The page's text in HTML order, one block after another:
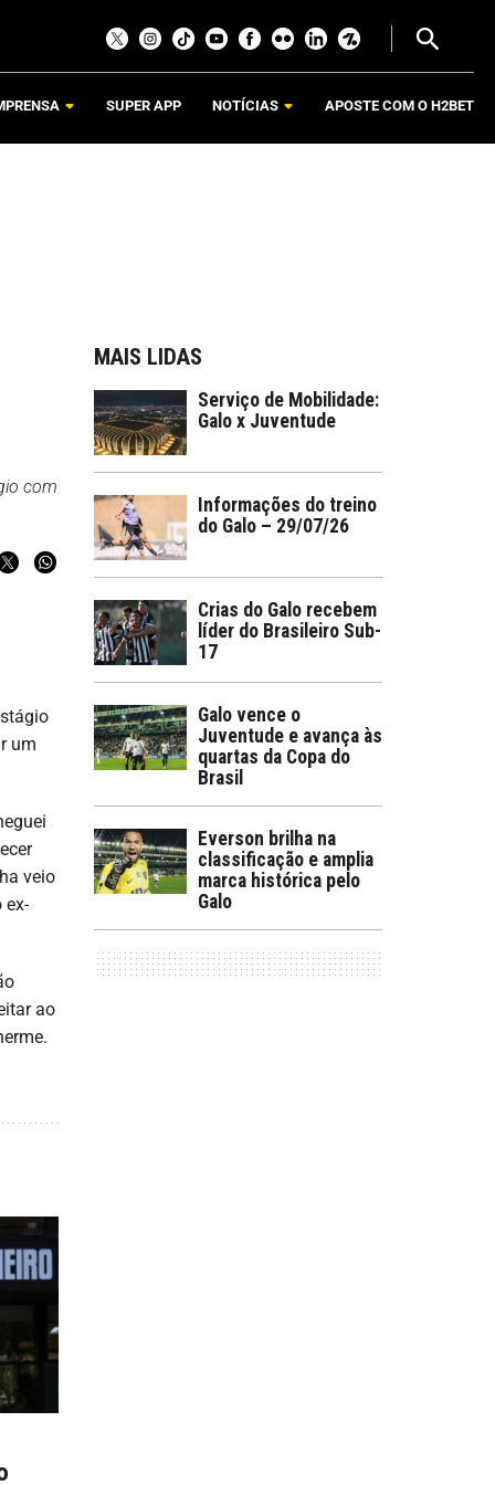
SUPER APP NOTÍCIAS APOSTE COM O H2BET
com
um
veio
ex-
ao
MAIS LIDAS
Serviço de Mobilidade:
Galo x Juventude
Informações do treino
do Galo – 29/07/26
Crias do Galo recebem
líder do Brasileiro Sub-
17
Galo vence o
Juventude e avança às
quartas da Copa do
Brasil
Everson brilha na
classificação e amplia
marca histórica pelo
Galo